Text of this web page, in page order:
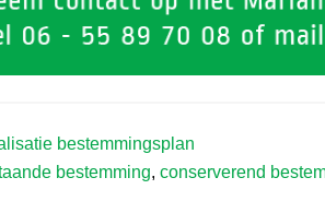
bestemmingsplan
bestemming, conserverend